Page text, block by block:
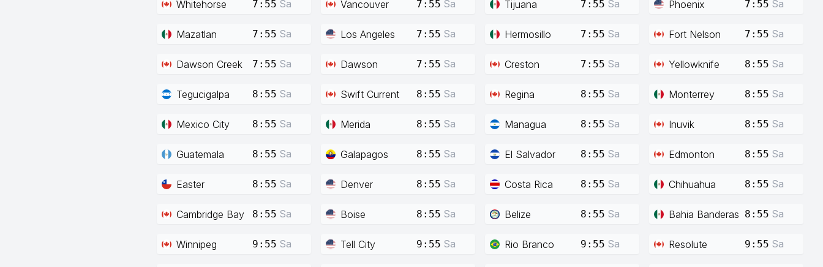
Whitehorse 7:55 Sa Vancouver 7:55 Sa Tijuana 7:55 Sa Phoenix 7:55 Sa
Mazatlan 7:55 Sa Los Angeles 7:55 Sa Hermosillo 7:55 Sa Fort Nelson 7:55 Sa
Dawson Creek 7:55 Sa Dawson 7:55 Sa Creston 7:55 Sa Yellowknife 8:55 Sa
Tegucigalpa 8:55 Sa Swift Current 8:55 Sa Regina 8:55 Sa Monterrey 8:55 Sa
Mexico City 8:55 Sa Merida 8:55 Sa Managua 8:55 Sa Inuvik 8:55 Sa
Guatemala 8:55 Sa Galapagos 8:55 Sa El Salvador 8:55 Sa Edmonton 8:55 Sa
Easter 8:55 Sa Denver 8:55 Sa Costa Rica 8:55 Sa Chihuahua 8:55 Sa
Cambridge Bay 8:55 Sa Boise 8:55 Sa Belize 8:55 Sa Bahia Banderas 8:55 Sa
Winnipeg 9:55 Sa Tell City 9:55 Sa Rio Branco 9:55 Sa Resolute 9:55 Sa